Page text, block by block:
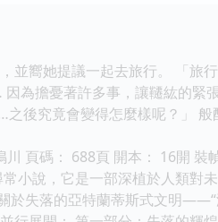
並嚮她提議一起去旅行。 「旅
為擔憂著許多事，讓韆紘的緊
後究竟會變得怎麼樣呢？」 般
頁碼： 688頁 開本： 16開 裝
小說，它是一部深植於人類對
於失落的亞特蘭蒂斯式文明——“